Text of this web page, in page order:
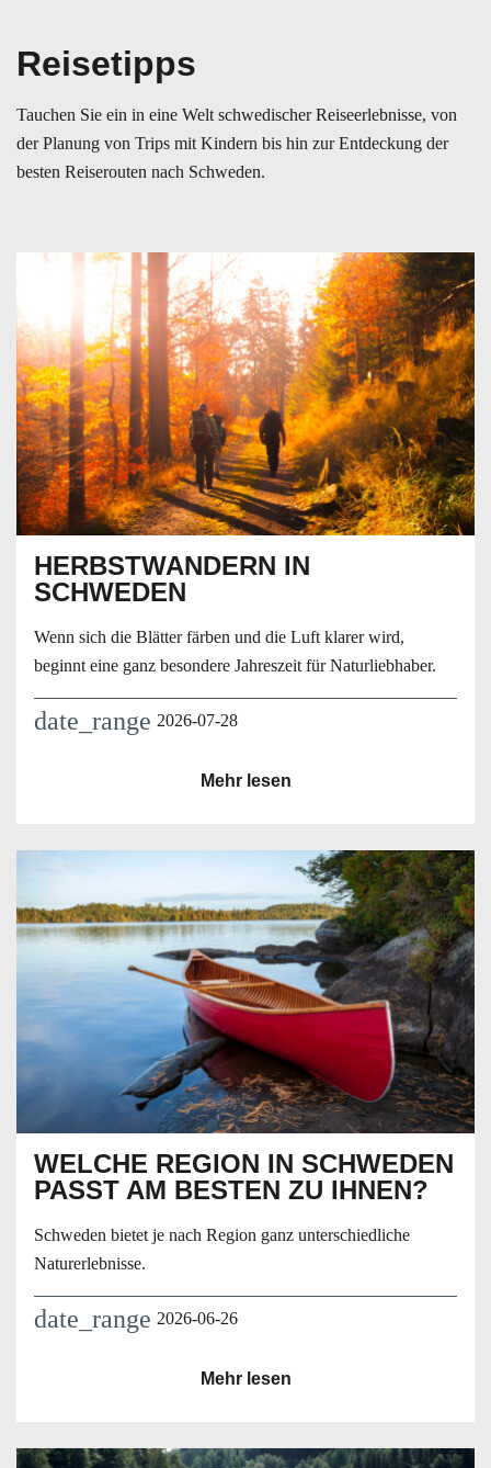
Reisetipps
Tauchen Sie ein in eine Welt schwedischer Reiseerlebnisse, von
der Planung von Trips mit Kindern bis hin zur Entdeckung der
besten Reiserouten nach Schweden.
HERBSTWANDERN IN
SCHWEDEN
Wenn sich die Blätter färben und die Luft klarer wird,
beginnt eine ganz besondere Jahreszeit für Naturliebhaber.
date_range 2026-07-28
Mehr lesen
WELCHE REGION IN SCHWEDEN
PASST AM BESTEN ZU IHNEN?
Schweden bietet je nach Region ganz unterschiedliche
Naturerlebnisse.
date_range 2026-06-26
Mehr lesen